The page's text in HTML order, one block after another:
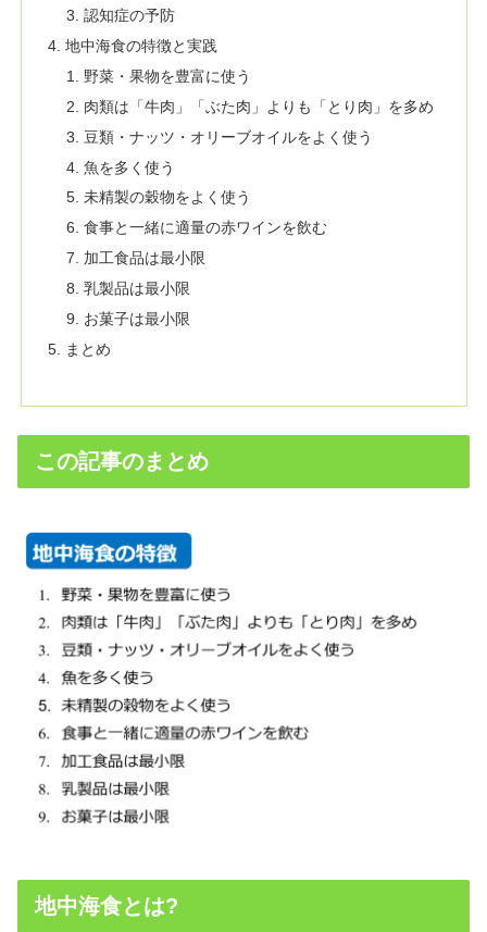
認知症の予防
地中海食の特徴と実践
野菜・果物を豊富に使う
肉類は「牛肉」「ぶた肉」よりも「とり肉」を多め
豆類・ナッツ・オリーブオイルをよく使う
魚を多く使う
未精製の穀物をよく使う
食事と一緒に適量の赤ワインを飲む
加工食品は最小限
乳製品は最小限
お菓子は最小限
まとめ
この記事のまとめ
地中海食とは?